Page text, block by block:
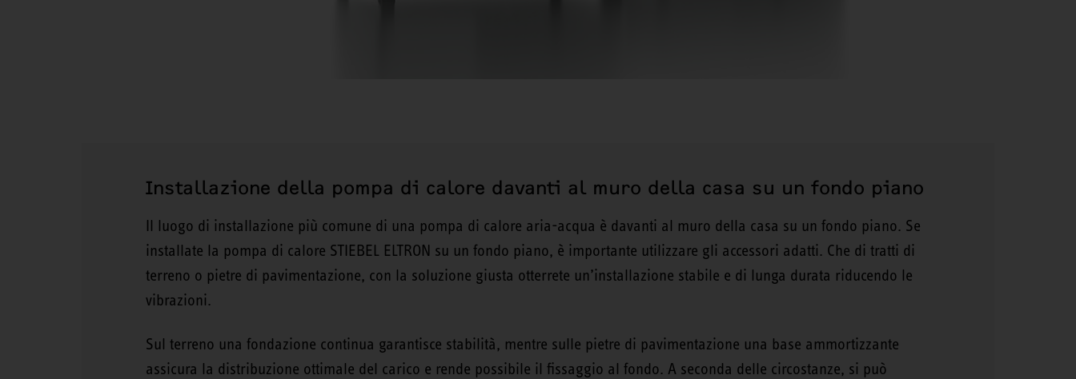
Installazione della pompa di calore davanti al muro della casa su un fondo piano
Il luogo di installazione più comune di una pompa di calore aria-acqua è davanti al muro della casa su un fondo piano. Se
installate la pompa di calore STIEBEL ELTRON su un fondo piano, è importante utilizzare gli accessori adatti. Che di tratti di
terreno o pietre di pavimentazione, con la soluzione giusta otterrete un’installazione stabile e di lunga durata riducendo le
vibrazioni.
Sul terreno una fondazione continua garantisce stabilità, mentre sulle pietre di pavimentazione una base ammortizzante
assicura la distribuzione ottimale del carico e rende possibile il fissaggio al fondo. A seconda delle circostanze, si può